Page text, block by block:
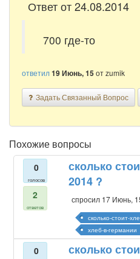
Ответ от 24.08.2014
700 где-то
ответил19 Июнь, 15отzumik
Задать Связанный Вопрос
Похожие вопросы
0
голосов
2
ответов
сколько
2014 ?
спросил 17 Июнь,
сколько-стоит-
хлеб-в-германии
0 сколько